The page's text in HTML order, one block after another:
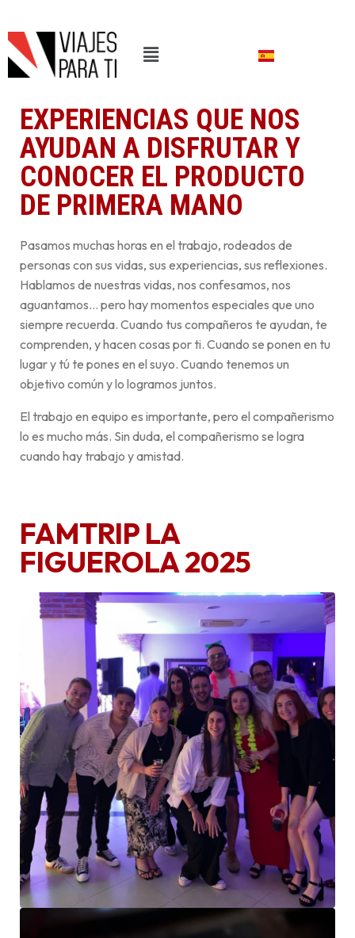
EXPERIENCIAS QUE NOS
AYUDAN A DISFRUTAR Y
CONOCER EL PRODUCTO
DE PRIMERA MANO
Pasamos muchas horas en el trabajo, rodeados de
personas con sus vidas, sus experiencias, sus reflexiones.
Hablamos de nuestras vidas, nos confesamos, nos
aguantamos… pero hay momentos especiales que uno
siempre recuerda. Cuando tus compañeros te ayudan, te
comprenden, y hacen cosas por ti. Cuando se ponen en tu
lugar y tú te pones en el suyo. Cuando tenemos un
objetivo común y lo logramos juntos.
El trabajo en equipo es importante, pero el compañerismo
lo es mucho más. Sin duda, el compañerismo se logra
cuando hay trabajo y amistad.
FAMTRIP LA
FIGUEROLA 2025